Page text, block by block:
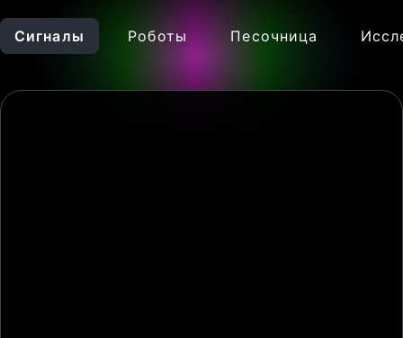
Сигналы Роботы Песочница